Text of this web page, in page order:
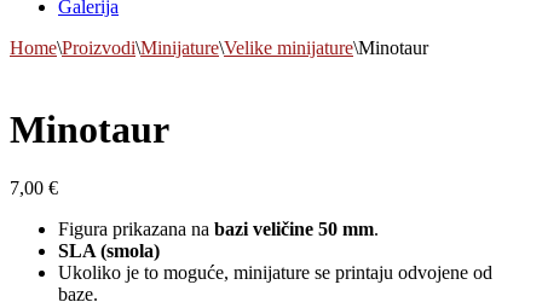
Galerija
Home\Proizvodi\Minijature\Velike minijature\Minotaur
Minotaur
7,00 €
Figura prikazana na bazi veličine 50 mm.
SLA (smola)
Ukoliko je to moguće, minijature se printaju odvojene od
baze.